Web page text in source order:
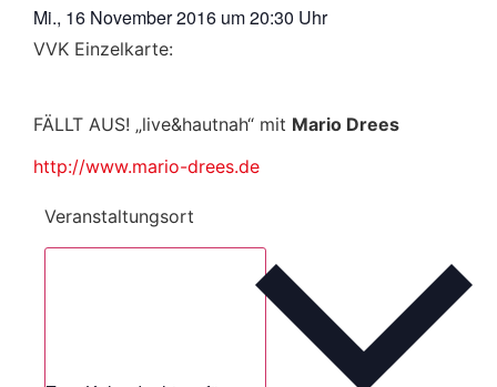
Mi., 16 November 2016 um20:30 Uhr
VVK Einzelkarte:
FÄLLT AUS! „live&hautnah“ mit Mario Drees
http://www.mario-drees.de
Veranstaltungsort